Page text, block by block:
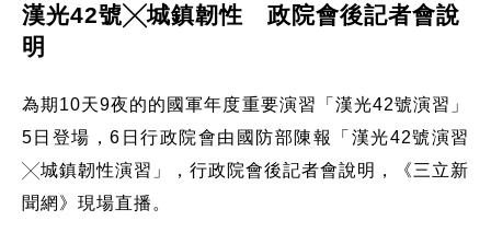
漢光42號╳城鎮韌性 政院會後記者會說
明
為期10天9夜的的國軍年度重要演習「漢光42號演習」
5日登場，6日行政院會由國防部陳報「漢光42號演習
╳城鎮韌性演習」，行政院會後記者會說明，《三立新
聞網》現場直播。